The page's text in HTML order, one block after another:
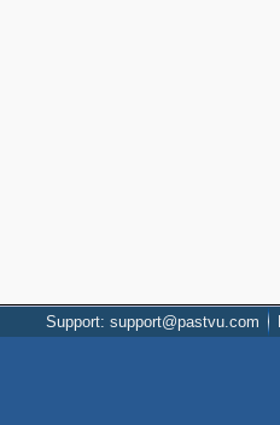
Support: support@pastvu.com